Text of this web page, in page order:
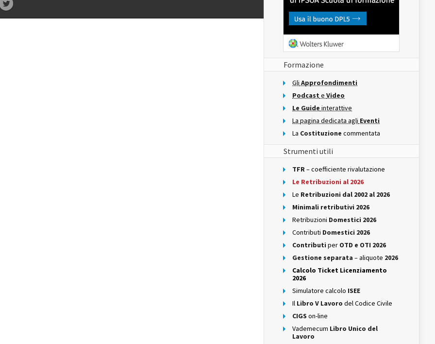
Formazione
Gli Approfondimenti
Podcast e Video
Le Guide interattive
La pagina dedicata agli Eventi
La Costituzione commentata
Strumenti utili
TFR– coefficiente rivalutazione
Le Retribuzioni al 2026
Le Retribuzioni dal 2002 al 2026
Minimali retributivi 2026
Retribuzioni Domestici 2026
Contributi Domestici 2026
Contributi per OTD e OTI 2026
Gestione separata – aliquote 2026
Calcolo Ticket Licenziamento
2026
Simulatore calcolo ISEE
Il Libro V Lavoro del Codice Civile
CIGS on-line
Vademecum Libro Unico del
Lavoro